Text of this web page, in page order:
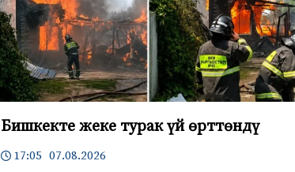
Бишкекте жеке турак үй өрттөндү
17:05 07.08.2026